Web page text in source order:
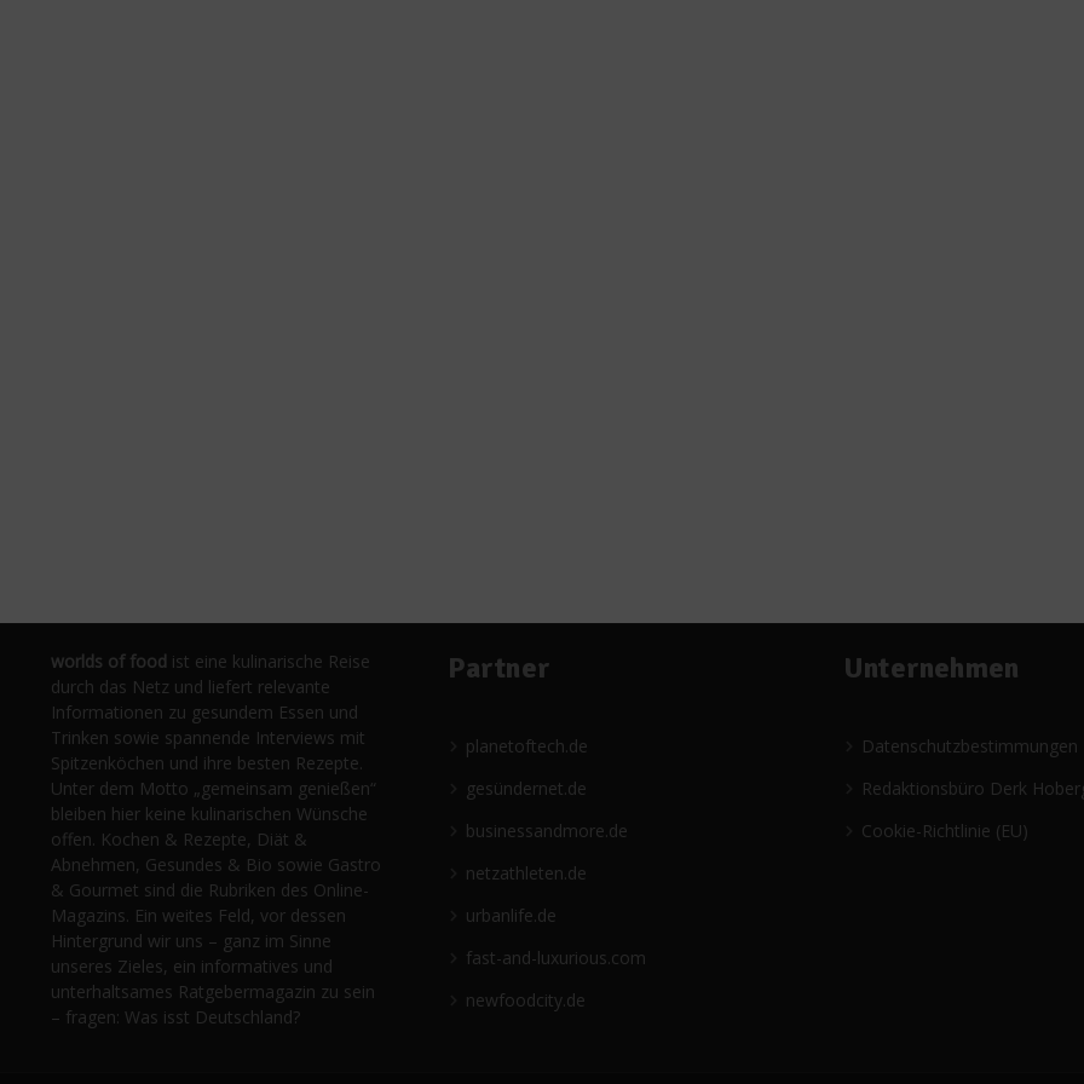
worlds of food ist eine kulinarische Reise
durch das Netz und liefert relevante
Informationen zu gesundem Essen und
Trinken sowie spannende Interviews mit
Spitzenköchen und ihre besten Rezepte.
Unter dem Motto „gemeinsam genießen“
bleiben hier keine kulinarischen Wünsche
offen. Kochen & Rezepte, Diät &
Abnehmen, Gesundes & Bio sowie Gastro
& Gourmet sind die Rubriken des Online-
Magazins. Ein weites Feld, vor dessen
Hintergrund wir uns – ganz im Sinne
unseres Zieles, ein informatives und
unterhaltsames Ratgebermagazin zu sein
– fragen: Was isst Deutschland?
Partner
planetoftech.de
gesündernet.de
businessandmore.de
netzathleten.de
urbanlife.de
fast-and-luxurious.com
newfoodcity.de
Unternehmen
Datenschutzbestimmungen
Redaktionsbüro Derk
Cookie-Richtlinie (EU)